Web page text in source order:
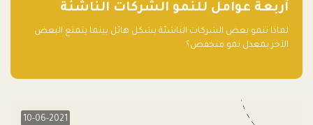
آربعة عوامل للنمو الشركات الناشئة
لماذا تنمو بعض الشركات الناشئة بشكل هائل بينما يتمتع البعض
الآخر بمعدل نمو منخفض؟
10-06-2021